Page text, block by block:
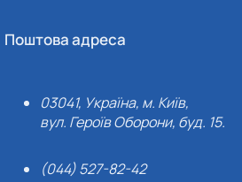
Поштова адреса
03041, Україна, м. Київ,
вул. Героїв Оборони, буд. 15.
(044) 527-82-42